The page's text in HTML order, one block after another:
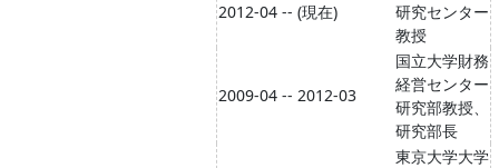
2012-04 -- (現在)
研究センター
教授
2009-04 -- 2012-03
国立大学財務
経営センター
研究部教授、
研究部長
東京大学大学